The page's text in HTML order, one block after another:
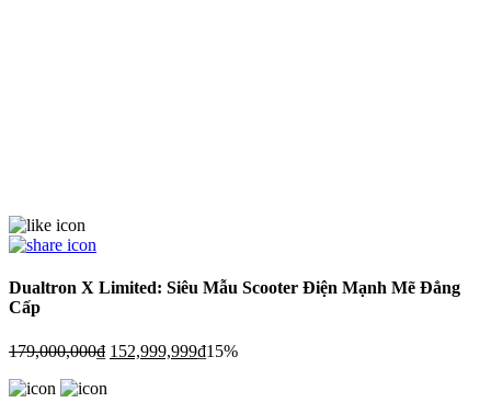
Dualtron X Limited: Siêu Mẫu Scooter Điện Mạnh Mẽ Đẳng
Cấp
179,000,000₫ 152,999,999₫15%